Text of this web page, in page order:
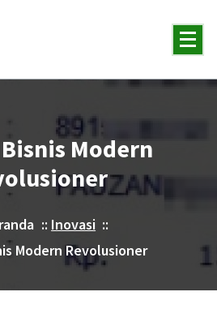
Modern
:: Inovasi ::
Modern Revolusioner